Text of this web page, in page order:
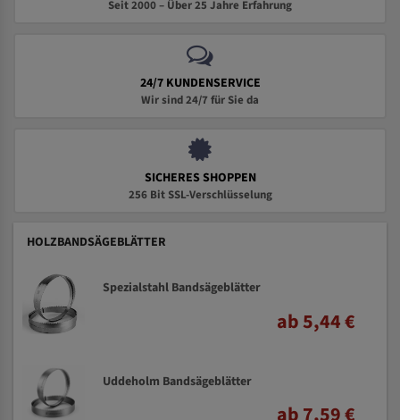
Seit 2000 – Über 25 Jahre Erfahrung
24/7 KUNDENSERVICE
Wir sind 24/7 für Sie da
SICHERES SHOPPEN
256 Bit SSL-Verschlüsselung
HOLZBANDSÄGEBLÄTTER
Spezialstahl Bandsägeblätter
ab 5,44 €
Uddeholm Bandsägeblätter